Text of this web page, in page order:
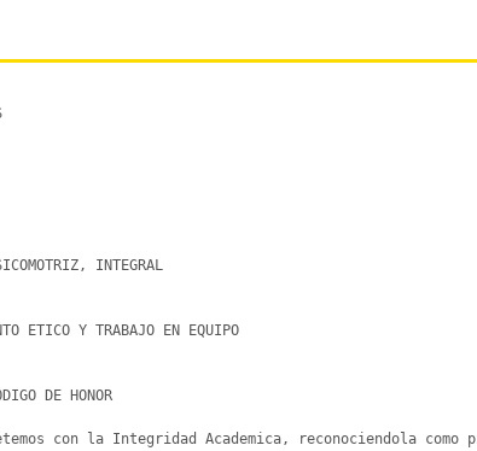
INTEGRAL
ETICO Y TRABAJO EN EQUIPO
DE HONOR
con la Integridad Academica, reconociendola